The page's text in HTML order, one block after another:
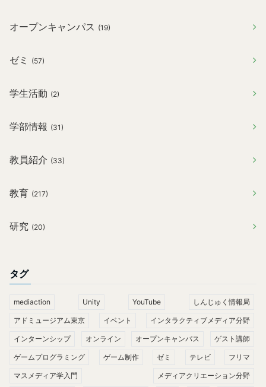
オープンキャンパス (19)
ゼミ (57)
学生活動 (2)
学部情報 (31)
教員紹介 (33)
教育 (217)
研究 (20)
タグ
mediaction Unity YouTube しんじゅく情報局
アドミュージアム東京 イベント インタラクティブメディア分野
インターンシップ オンライン オープンキャンパス ゲスト講師
ゲームプログラミング ゲーム制作 ゼミ テレビ フリマ
マスメディア学入門 メディアクリエーション分野